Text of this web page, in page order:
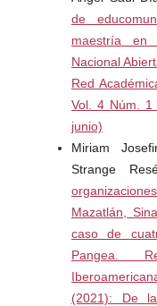
Relaciones
Pearson.
de
maestría en
Nacional
Red
Vol. 4 Núm. 1
junio)
Miriam
Strange
Mazatlán,
caso de
Pangea.
(2021): De